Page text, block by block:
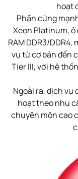
hoạt
Phần cứng
Xeon Platinum, ổ
RAM DDR3/
vụ từ cơ bản đến
Tier III, với hệ
Ngoài ra, dịch vụ
hoạt theo nhu
chuyên môn cao